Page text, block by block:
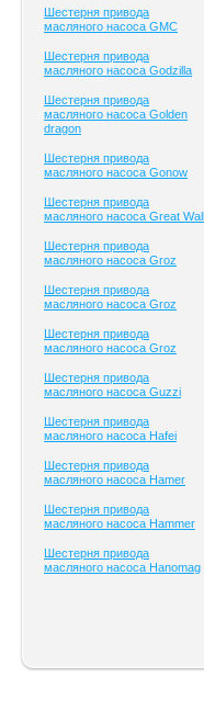
Шестерня привода
масляного насоса GMC
Шестерня привода
масляного насоса Godzilla
Шестерня привода
масляного насоса Golden
dragon
Шестерня привода
масляного насоса Gonow
Шестерня привода
масляного насоса Great Wall
Шестерня привода
масляного насоса Groz
Шестерня привода
масляного насоса Groz
Шестерня привода
масляного насоса Groz
Шестерня привода
масляного насоса Guzzi
Шестерня привода
масляного насоса Hafei
Шестерня привода
масляного насоса Hamer
Шестерня привода
масляного насоса Hammer
Шестерня привода
масляного насоса Hanomag